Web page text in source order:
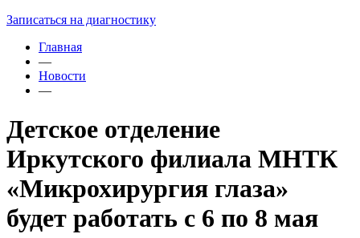
Записаться на диагностику
Главная
—
Новости
—
Детское отделение
Иркутского филиала МНТК
«Микрохирургия глаза»
будет работать с 6 по 8 мая